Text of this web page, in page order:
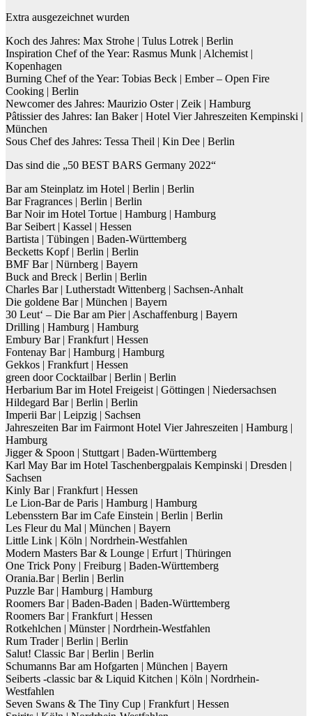
Extra ausgezeichnet wurden
Koch des Jahres: Max Strohe | Tulus Lotrek | Berlin
Inspiration Chef of the Year: Rasmus Munk | Alchemist |
Kopenhagen
Burning Chef of the Year: Tobias Beck | Ember – Open Fire
Cooking | Berlin
Newcomer des Jahres: Maurizio Oster | Zeik | Hamburg
Pâtissier des Jahres: Ian Baker | Hotel Vier Jahreszeiten Kempinski |
München
Sous Chef des Jahres: Tessa Theil | Kin Dee | Berlin
Das sind die „50 BEST BARS Germany 2022“
Bar am Steinplatz im Hotel | Berlin | Berlin
Bar Fragrances | Berlin | Berlin
Bar Noir im Hotel Tortue | Hamburg | Hamburg
Bar Seibert | Kassel | Hessen
Bartista | Tübingen | Baden-Württemberg
Becketts Kopf | Berlin | Berlin
BMF Bar | Nürnberg | Bayern
Buck and Breck | Berlin | Berlin
Charles Bar | Lutherstadt Wittenberg | Sachsen-Anhalt
Die goldene Bar | München | Bayern
30 Leut‘ – Die Bar am Pier | Aschaffenburg | Bayern
Drilling | Hamburg | Hamburg
Embury Bar | Frankfurt | Hessen
Fontenay Bar | Hamburg | Hamburg
Gekkos | Frankfurt | Hessen
green door Cocktailbar | Berlin | Berlin
Herbarium Bar im Hotel Freigeist | Göttingen | Niedersachsen
Hildegard Bar | Berlin | Berlin
Imperii Bar | Leipzig | Sachsen
Jahreszeiten Bar im Fairmont Hotel Vier Jahreszeiten | Hamburg |
Hamburg
Jigger & Spoon | Stuttgart | Baden-Württemberg
Karl May Bar im Hotel Taschenbergpalais Kempinski | Dresden |
Sachsen
Kinly Bar | Frankfurt | Hessen
Le Lion-Bar de Paris | Hamburg | Hamburg
Lebensstern Bar im Cafe Einstein | Berlin | Berlin
Les Fleur du Mal | München | Bayern
Little Link | Köln | Nordrhein-Westfahlen
Modern Masters Bar & Lounge | Erfurt | Thüringen
One Trick Pony | Freiburg | Baden-Württemberg
Orania.Bar | Berlin | Berlin
Puzzle Bar | Hamburg | Hamburg
Roomers Bar | Baden-Baden | Baden-Württemberg
Roomers Bar | Frankfurt | Hessen
Rotkehlchen | Münster | Nordrhein-Westfahlen
Rum Trader | Berlin | Berlin
Salut! Classic Bar | Berlin | Berlin
Schumanns Bar am Hofgarten | München | Bayern
Seiberts -classic bar & Liquid Kitchen | Köln | Nordrhein-
Westfahlen
Seven Swans & The Tiny Cup | Frankfurt | Hessen